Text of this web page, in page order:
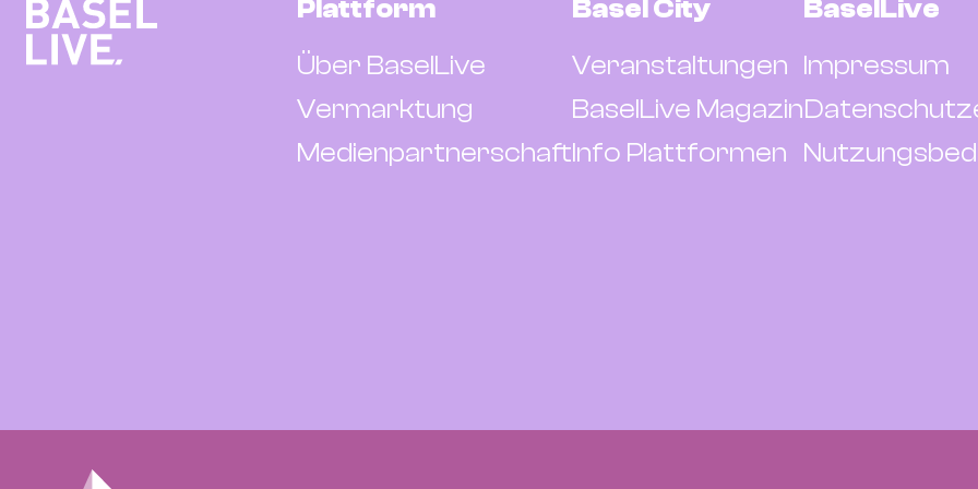
Plattform
Über BaselLive
Vermarktung
Medienpartnerschaft
Basel City
Veranstaltungen
BaselLive Magazin
Info Plattformen
BaselLive
Impressum